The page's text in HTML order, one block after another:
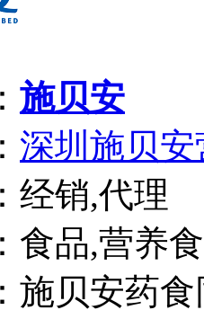
施贝安
深圳施贝
经销,代理
食品,营养
施贝安药